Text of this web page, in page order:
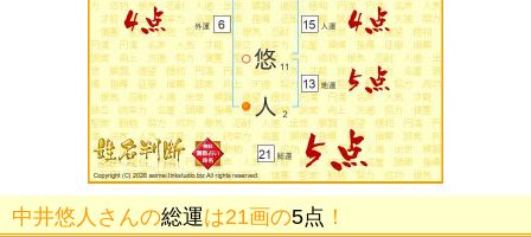
中井悠人さんの総運は21画の5点 ！